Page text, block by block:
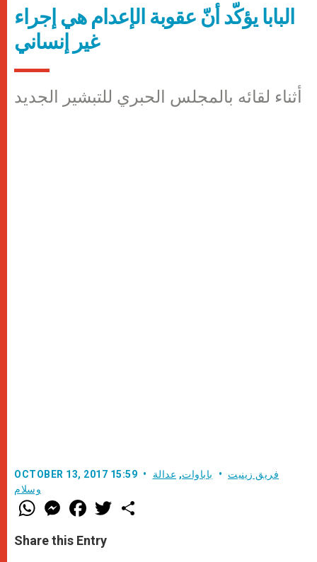
البابا يؤكّد أنّ عقوبة الإعدام هي إجراء
غير إنساني
أثناء لقائه بالمجلس الحبري للتبشير الجديد
OCTOBER 13, 2017 15:59 فريق زينيت باباوات, عدالة
وسلام
W
h
t
s
M
e
s
e
F
a
e
b
w
Share this Entry